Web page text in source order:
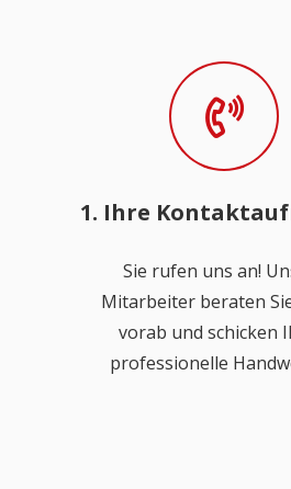
1. Ihre
Sie rufen uns an!
Mitarbeiter beraten
vorab und schicken
professionelle